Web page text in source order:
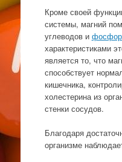
Кроме своей
системы, магний
углеводов и
характеристиками
является то, что
способствует
кишечника,
холестерина из
стенки сосудов.
Благодаря
организме